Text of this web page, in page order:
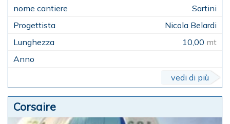
Sartini
Nicola Belardi
10,00 mt
vedi di più
Corsaire